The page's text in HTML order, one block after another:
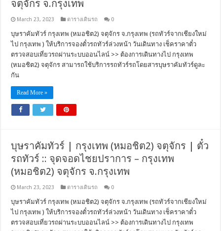
จตุจักร จ.กรุงเทพ
March 23, 2023 ตารางเดินรถ 0
บุษราคัมทัวร์ กรุงเทพ (หมอชิต2) จตุจักร จ.กรุงเทพ (รถทัวร์จากเชียงใหม่
ไป กรุงเทพ ) ให้บริการจองตั๋วรถทัวร์ล่วงหน้า วันเดินทาง เช็คราคาตั๋ว
ตรวจสอบเที่ยวรถผ่านระบบออนไลน์ >> ต้องการเดินทางไป กรุงเทพ
(หมอชิต2) จตุจักร สามารถใช้บริการรถทัวร์รถโดยสารบุษราคัมทัวร์ดูละ
กัน
Read More »
บุษราคัมทัวร์ | กรุงเทพ (หมอชิต2) จตุจักร | ตั๋ว
รถทัวร์ :: จุดจอดไชยปราการ – กรุงเทพ
(หมอชิต2) จตุจักร จ.กรุงเทพ
March 23, 2023 ตารางเดินรถ 0
บุษราคัมทัวร์ กรุงเทพ (หมอชิต2) จตุจักร จ.กรุงเทพ (รถทัวร์จากเชียงใหม่
ไป กรุงเทพ ) ให้บริการจองตั๋วรถทัวร์ล่วงหน้า วันเดินทาง เช็คราคาตั๋ว
ตรวจสอบเที่ยวรถผ่านระบบออนไลน์ >> ต้องการเดินทางไป กรุงเทพ